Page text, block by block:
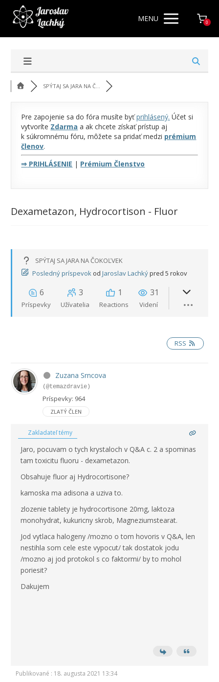
MENU 0
SPÝTAJ SA JARA NA Č...
Pre zapojenie sa do fóra musíte byťprihlásený. Účet si
vytvoríte Zdarma a ak chcete získať prístup aj
k súkromnému fóru, môžete sa pridať medzi prémium
členov.
⇒ PRIHLÁSENIE | Prémium Členstvo
Dexametazon, Hydrocortison - Fluor
SPÝTAJ SA JARA NA ČOKOĽVEK
Posledný príspevok od Jaroslav Lachkýpred 5 rokov
6
Príspevky
3
Užívatelia
1
Reactions
31
Videní
RSS
Zuzana Srncova
(@temazdravie)
Príspevky: 964
ZLATÝ ČLEN
Zakladateľ témy
Jaro, pocuvam o tych krystaloch v Q&A c. 2 a spominas
tam toxicitu fluoru - dexametazon.
Obsahuje fluor aj Hydrocortisone?
kamoska ma adisona a uziva to.
zlozenie tablety je hydrocortisone 20mg, laktoza
monohydrat, kukuricny skrob, Magneziumstearat.
Jod vytlaca halogeny /mozno o tom hovoris v Q&A, len
nestihla som cele este vypocut/ tak dostatok jodu
/mozno aj jod protokol s co faktormi/ by to mohol
poriesit?
Dakujem
Publikované : 18. augusta 2021 13:34